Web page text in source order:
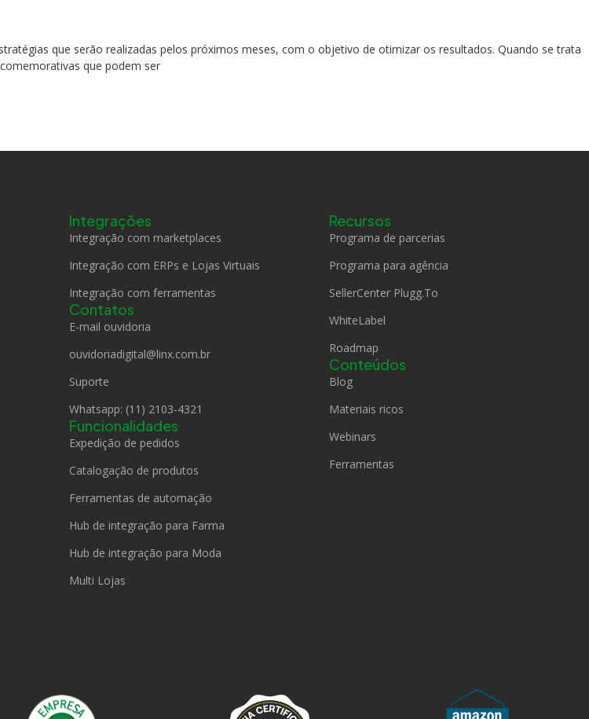
que serão realizadas pelos próximos meses, com o objetivo de otimizar os resultados. Quando se trata
que podem ser
Integrações
Integração com marketplaces
Integração com ERPs e Lojas Virtuais
Integração com ferramentas
Contatos
E-mail ouvidoria
ouvidoriadigital@linx.com.br
Suporte
Whatsapp: (11) 2103-4321
Funcionalidades
Expedição de pedidos
Catalogação de produtos
Ferramentas de automação
Hub de integração para Farma
Hub de integração para Moda
Multi Lojas
Recursos
Programa de parcerias
Programa para agência
SellerCenter Plugg.To
WhiteLabel
Roadmap
Conteúdos
Blog
Materiais ricos
Webinars
Ferramentas